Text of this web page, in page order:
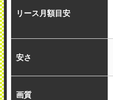
リース月額目安
安さ
画質